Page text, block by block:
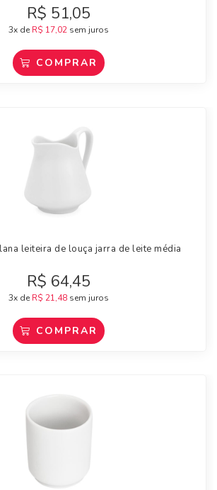
R$ 51,05
3x de R$ 17,02 sem juros
COMPRAR
leiteira de louça jarra de leite média
R$ 64,45
3x de R$ 21,48 sem juros
COMPRAR